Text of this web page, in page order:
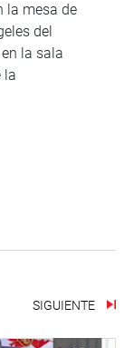
la mesa de
del
la sala
la
SIGUIENTE